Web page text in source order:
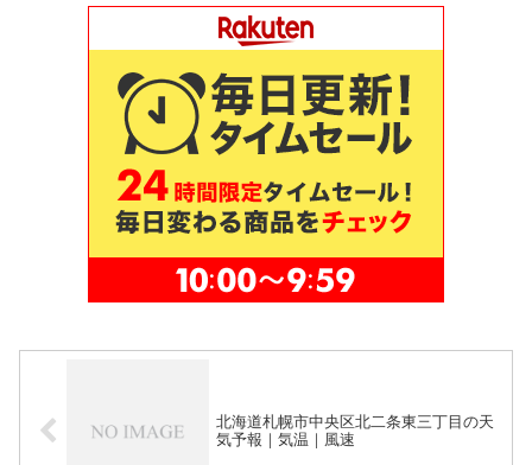
北海道札幌市中央区北二条東三丁目の天
気予報｜気温｜風速